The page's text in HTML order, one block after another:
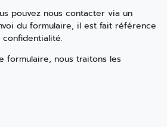
pouvez nous contacter via un
du formulaire, il est fait référence
formulaire, nous traitons les